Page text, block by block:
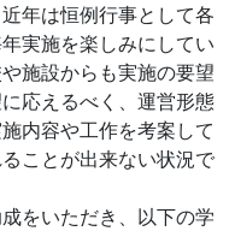
年は恒例行事として各
実施を楽しみにしてい
施設からも実施の要望
応えるべく、運営形態
内容や工作を考案して
ことが出来ない状況で
をいただき、以下の学